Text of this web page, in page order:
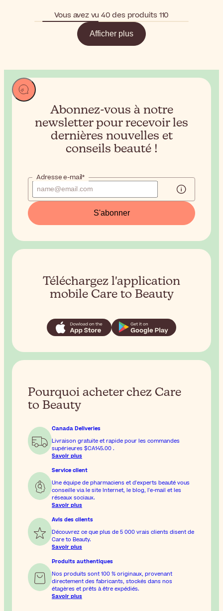
Vous avez vu 40 des produits 110
Afficher plus
Abonnez-vous à notre
newsletter pour recevoir les
dernières nouvelles et
conseils beauté !
Adresse e-mail*
S'abonner
Téléchargez l'application
mobile Care to Beauty
Pourquoi acheter chez Care
to Beauty
Canada Deliveries
Livraison gratuite et rapide pour les commandes
supérieures $CA145.00 .
Savoir plus
Service client
Une équipe de pharmaciens et d'experts beauté vous
conseille via le site Internet, le blog, l'e-mail et les
réseaux sociaux.
Savoir plus
Avis des clients
Découvrez ce que plus de 5 000 vrais clients disent de
Care to Beauty.
Savoir plus
Produits authentiques
Nos produits sont 100 % originaux, provenant
directement des fabricants, stockés dans nos
étagères et prêts à être expédiés.
Savoir plus